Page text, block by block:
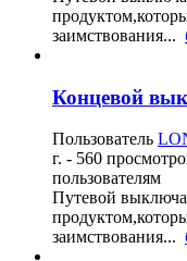
заимствования...
Концевой
Пользователь
г. - 560
пользователям
Путевой
заимствования...